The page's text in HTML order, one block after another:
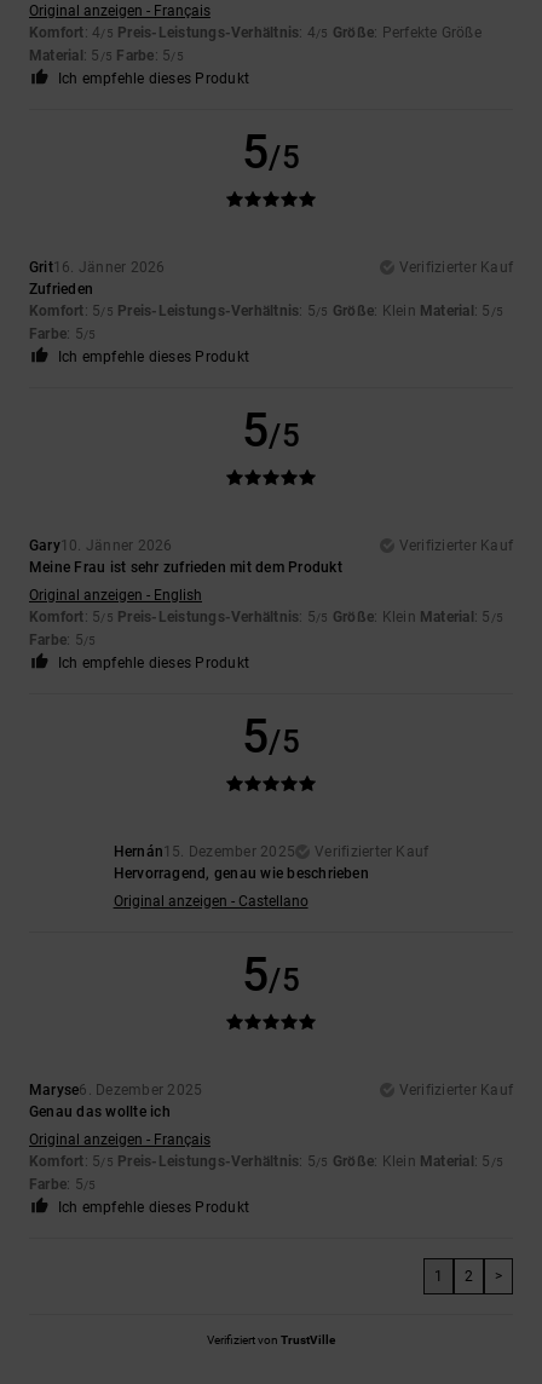
Original anzeigen - Français
Komfort: 4/5 Preis-Leistungs-Verhältnis: 4/5 Größe: Perfekte Größe
Material: 5 /5 Farbe: 5/5
Ich empfehle dieses Produkt
5/5
Grit16. Jänner 2026
Verifizierter Kauf
Zufrieden
Komfort: 5/5 Preis-Leistungs-Verhältnis: 5/5 Größe: Klein Material: 5 /5
Farbe: 5/5
Ich empfehle dieses Produkt
5/5
Gary10. Jänner 2026
Verifizierter Kauf
Meine Frau ist sehr zufrieden mit dem Produkt
Original anzeigen - English
Komfort: 5/5 Preis-Leistungs-Verhältnis: 5/5 Größe: Klein Material: 5 /5
Farbe: 5/5
Ich empfehle dieses Produkt
5/5
Hernán15. Dezember 2025
Verifizierter Kauf
Hervorragend, genau wie beschrieben
Original anzeigen - Castellano
5/5
Maryse6. Dezember 2025
Verifizierter Kauf
Genau das wollte ich
Original anzeigen - Français
Komfort: 5/5 Preis-Leistungs-Verhältnis: 5/5 Größe: Klein Material: 5 /5
Farbe: 5/5
Ich empfehle dieses Produkt
1 2 >
Verifiziert von TrustVille